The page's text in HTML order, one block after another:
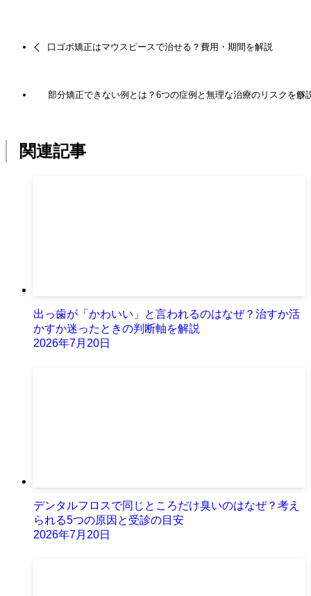
口ゴボ矯正はマウスピースで治せる？費用・期間を解説
部分矯正できない例とは？6つの症例と無理な治療のリスクを解
関連記事
出っ歯が「かわいい」と言われるのはなぜ？治すか活
かすか迷ったときの判断軸を解説
2026年7月20日
デンタルフロスで同じところだけ臭いのはなぜ？考え
られる5つの原因と受診の目安
2026年7月20日